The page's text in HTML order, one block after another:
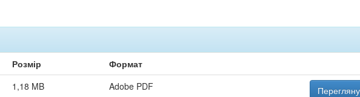
Розмір
Формат
1,18 MB Adobe PDF